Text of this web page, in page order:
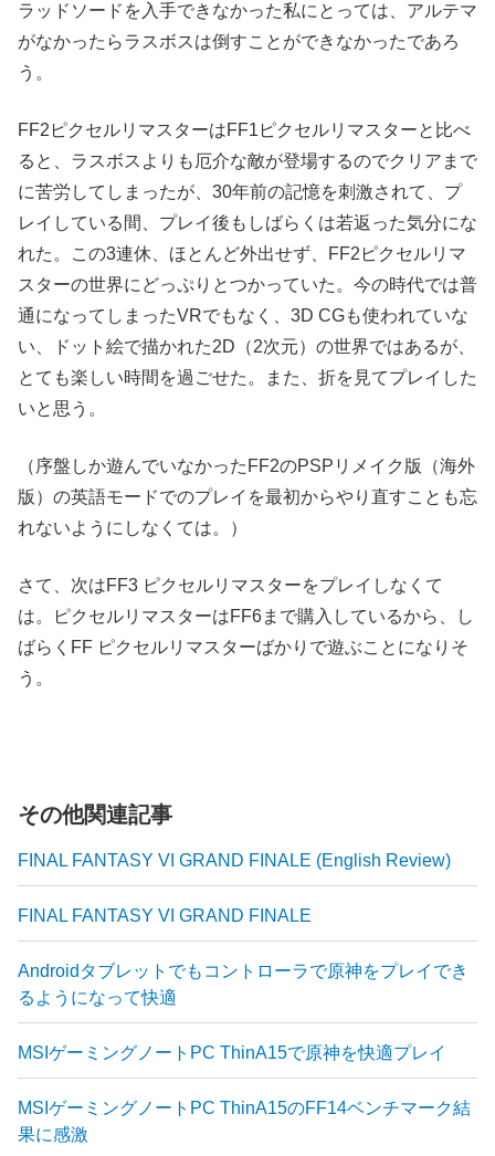
ラッドソードを入手できなかった私にとっては、アルテマ
がなかったらラスボスは倒すことができなかったであろ
う。
FF2ピクセルリマスターはFF1ピクセルリマスターと比べ
ると、ラスボスよりも厄介な敵が登場するのでクリアまで
に苦労してしまったが、30年前の記憶を刺激されて、プ
レイしている間、プレイ後もしばらくは若返った気分にな
れた。この3連休、ほとんど外出せず、FF2ピクセルリマ
スターの世界にどっぷりとつかっていた。今の時代では普
通になってしまったVRでもなく、3D CGも使われていな
い、ドット絵で描かれた2D（2次元）の世界ではあるが、
とても楽しい時間を過ごせた。また、折を見てプレイした
いと思う。
（序盤しか遊んでいなかったFF2のPSPリメイク版（海外
版）の英語モードでのプレイを最初からやり直すことも忘
れないようにしなくては。）
さて、次はFF3 ピクセルリマスターをプレイしなくて
は。ピクセルリマスターはFF6まで購入しているから、し
ばらくFF ピクセルリマスターばかりで遊ぶことになりそ
う。
その他関連記事
FINAL FANTASY VI GRAND FINALE (English Review)
FINAL FANTASY VI GRAND FINALE
Androidタブレットでもコントローラで原神をプレイでき
るようになって快適
MSIゲーミングノートPC ThinA15で原神を快適プレイ
MSIゲーミングノートPC ThinA15のFF14ベンチマーク結
果に感激